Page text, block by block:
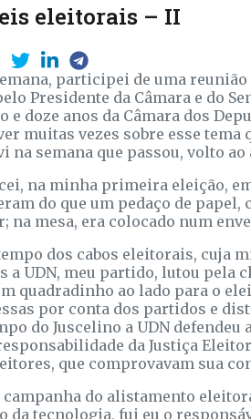
eleitorais – II
participei de uma
Presidente da Câmara e do
e doze anos da Câmara dos
muitas vezes sobre esse tema
na semana que passou, volto
na minha primeira eleição,
do que um pedaço de
na mesa, era colocado num
dos cabos eleitorais, cuja
a UDN, meu partido, lutou pela
quadradinho ao lado para o
por conta dos partidos e
do Juscelino a UDN
da Justiça
que comprovavam sua
campanha do alistamento
da tecnologia, fui eu o